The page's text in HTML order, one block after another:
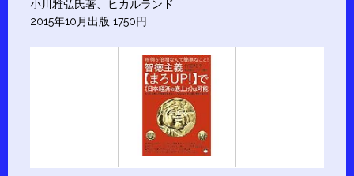
小川雅弘氏著、ヒカルランド
2015年10月出版 1750円